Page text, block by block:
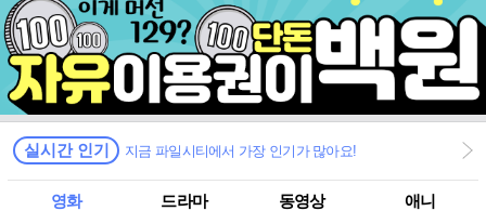
실시간 인기 지금 파일시티에서 가장 인기가 많아요!
영화 드라마 동영상 애니